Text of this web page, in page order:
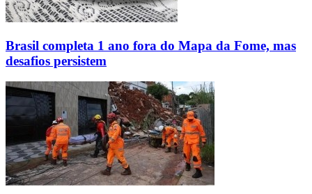
Brasil completa 1 ano fora do Mapa da Fome, mas
desafios persistem